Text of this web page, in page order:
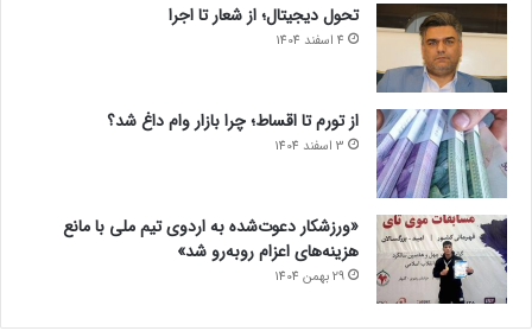
تحول دیجیتال؛ از شعار تا اجرا
4 اسفند 1404
از تورم تا اقساط؛ چرا بازار وام داغ شد؟
3 اسفند 1404
«ورزشکار دعوت‌شده به اردوی تیم ملی با مانع
هزینه‌های اعزام روبه‌رو شد»
29 بهمن 1404